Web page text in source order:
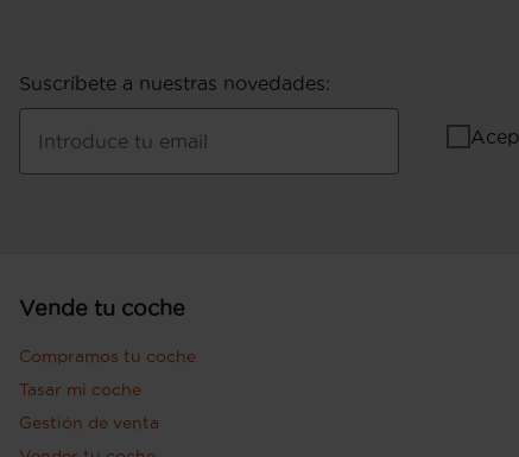
Suscríbete a nuestras novedades:
Introduce tu email
Vende tu coche
Compramos tu coche
Tasar mi coche
Gestión de venta